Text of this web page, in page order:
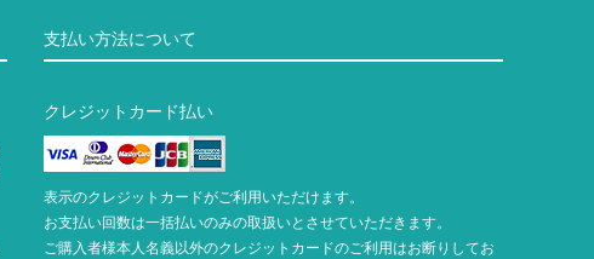
支払い方法について
クレジットカード払い
表示のクレジットカードがご利用いただけます。
お支払い回数は一括払いのみの取扱いとさせていただきます。
ご購入者様本人名義以外のクレジットカードのご利用はお断りしてお